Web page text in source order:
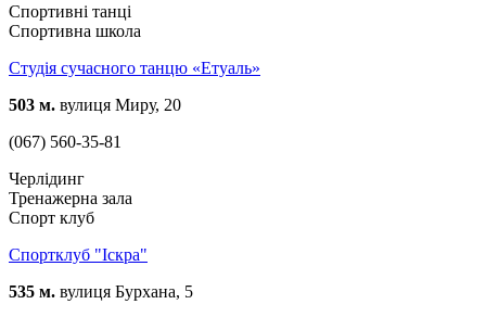
Спортивні танці
Спортивна школа
Студія сучасного танцю «Етуаль»
503 м. вулиця Миру, 20
(067) 560-35-81
Черлідинг
Тренажерна зала
Спорт клуб
Спортклуб "Іскра"
535 м. вулиця Бурхана, 5